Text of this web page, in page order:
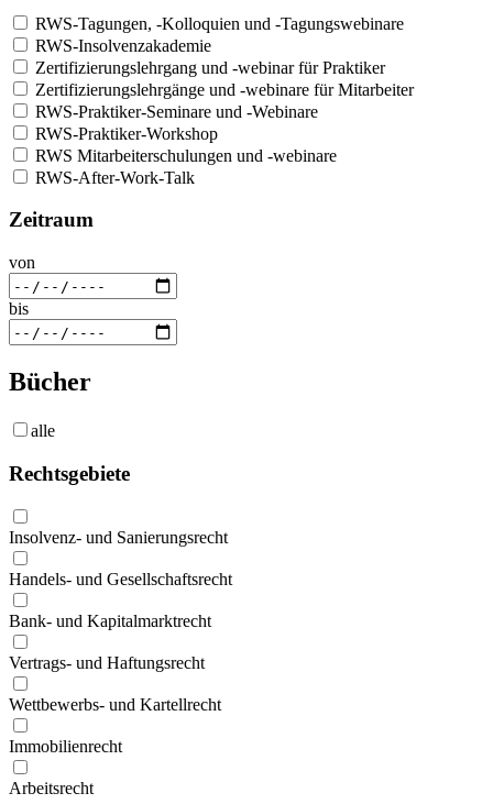
RWS-Tagungen, -Kolloquien und -Tagungswebinare
RWS-Insolvenzakademie
Zertifizierungslehrgang und -webinar für Praktiker
Zertifizierungslehrgänge und -webinare für Mitarbeiter
RWS-Praktiker-Seminare und -Webinare
RWS-Praktiker-Workshop
RWS Mitarbeiterschulungen und -webinare
RWS-After-Work-Talk
Zeitraum
von
bis
Bücher
alle
Rechtsgebiete
Insolvenz- und Sanierungsrecht
Handels- und Gesellschaftsrecht
Bank- und Kapitalmarktrecht
Vertrags- und Haftungsrecht
Wettbewerbs- und Kartellrecht
Immobilienrecht
Arbeitsrecht